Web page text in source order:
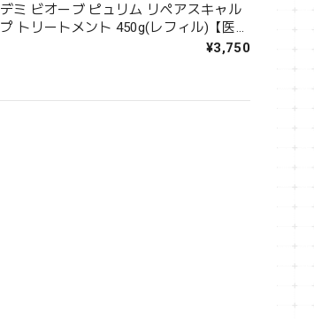
デミ ビオーブ ピュリム リペアスキャル
プ トリートメント 450g(レフィル)【医薬
¥3,750